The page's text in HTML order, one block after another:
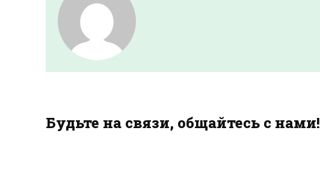
Будьте на связи, общайтесь с нами!